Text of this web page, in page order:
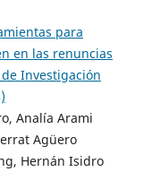
para
en las renuncias
Investigación
Analía Arami
Agüero
Hernán Isidro